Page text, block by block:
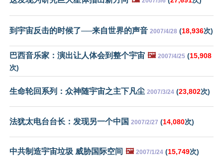
到宇宙反击的时候了──来自世界的声音 2007/4/28 (18,936次)
巴西音乐家：演出让人体会到整个宇宙 🖼️ 2007/4/25 (15,908
次)
生命轮回系列：众神随宇宙之主下凡尘 2007/3/24 (23,802次)
法犹太电台台长：发现另一个中国 2007/2/27 (14,080次)
中共制造宇宙垃圾 威胁国际空间 🖼️ 2007/1/24 (15,749次)